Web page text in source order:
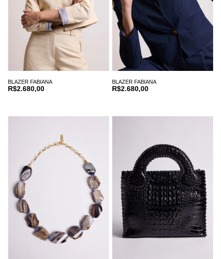
BLAZER FABIANA
R$2.680,00
BLAZER FABIANA
R$2.680,00